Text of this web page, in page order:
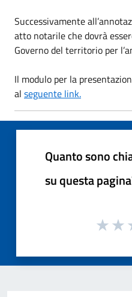
Successivamente
atto notarile che dovrà
Governo del territorio per
Il modulo per la
al seguente link.
Quanto sono
su questa